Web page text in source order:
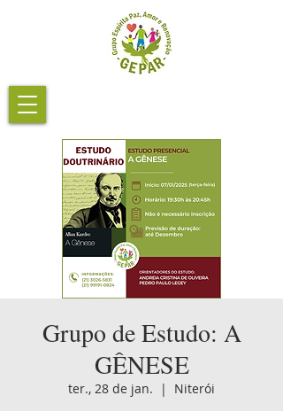
Grupo de Estudo: A
GÊNESE
ter., 28 de jan.
  |
Niterói